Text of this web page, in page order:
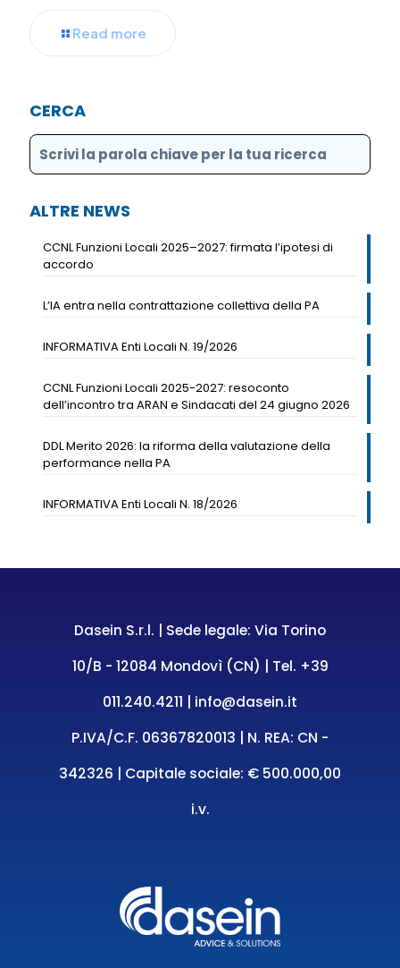
Read more
CERCA
ALTRE NEWS
CCNL Funzioni Locali 2025–2027: firmata l’ipotesi di
accordo
L’IA entra nella contrattazione collettiva della PA
INFORMATIVA Enti Locali N. 19/2026
CCNL Funzioni Locali 2025-2027: resoconto
dell’incontro tra ARAN e Sindacati del 24 giugno 2026
DDL Merito 2026: la riforma della valutazione della
performance nella PA
INFORMATIVA Enti Locali N. 18/2026
Dasein S.r.l. | Sede legale: Via Torino
10/B - 12084 Mondovì (CN) | Tel. +39
011.240.4211 | info@dasein.it
P.IVA/C.F. 06367820013 | N. REA: CN -
342326 | Capitale sociale: € 500.000,00
i.v.